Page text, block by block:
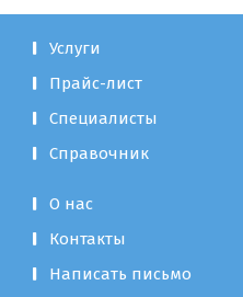
Услуги
Прайс-лист
Специалисты
Справочник
О нас
Контакты
Написать письмо